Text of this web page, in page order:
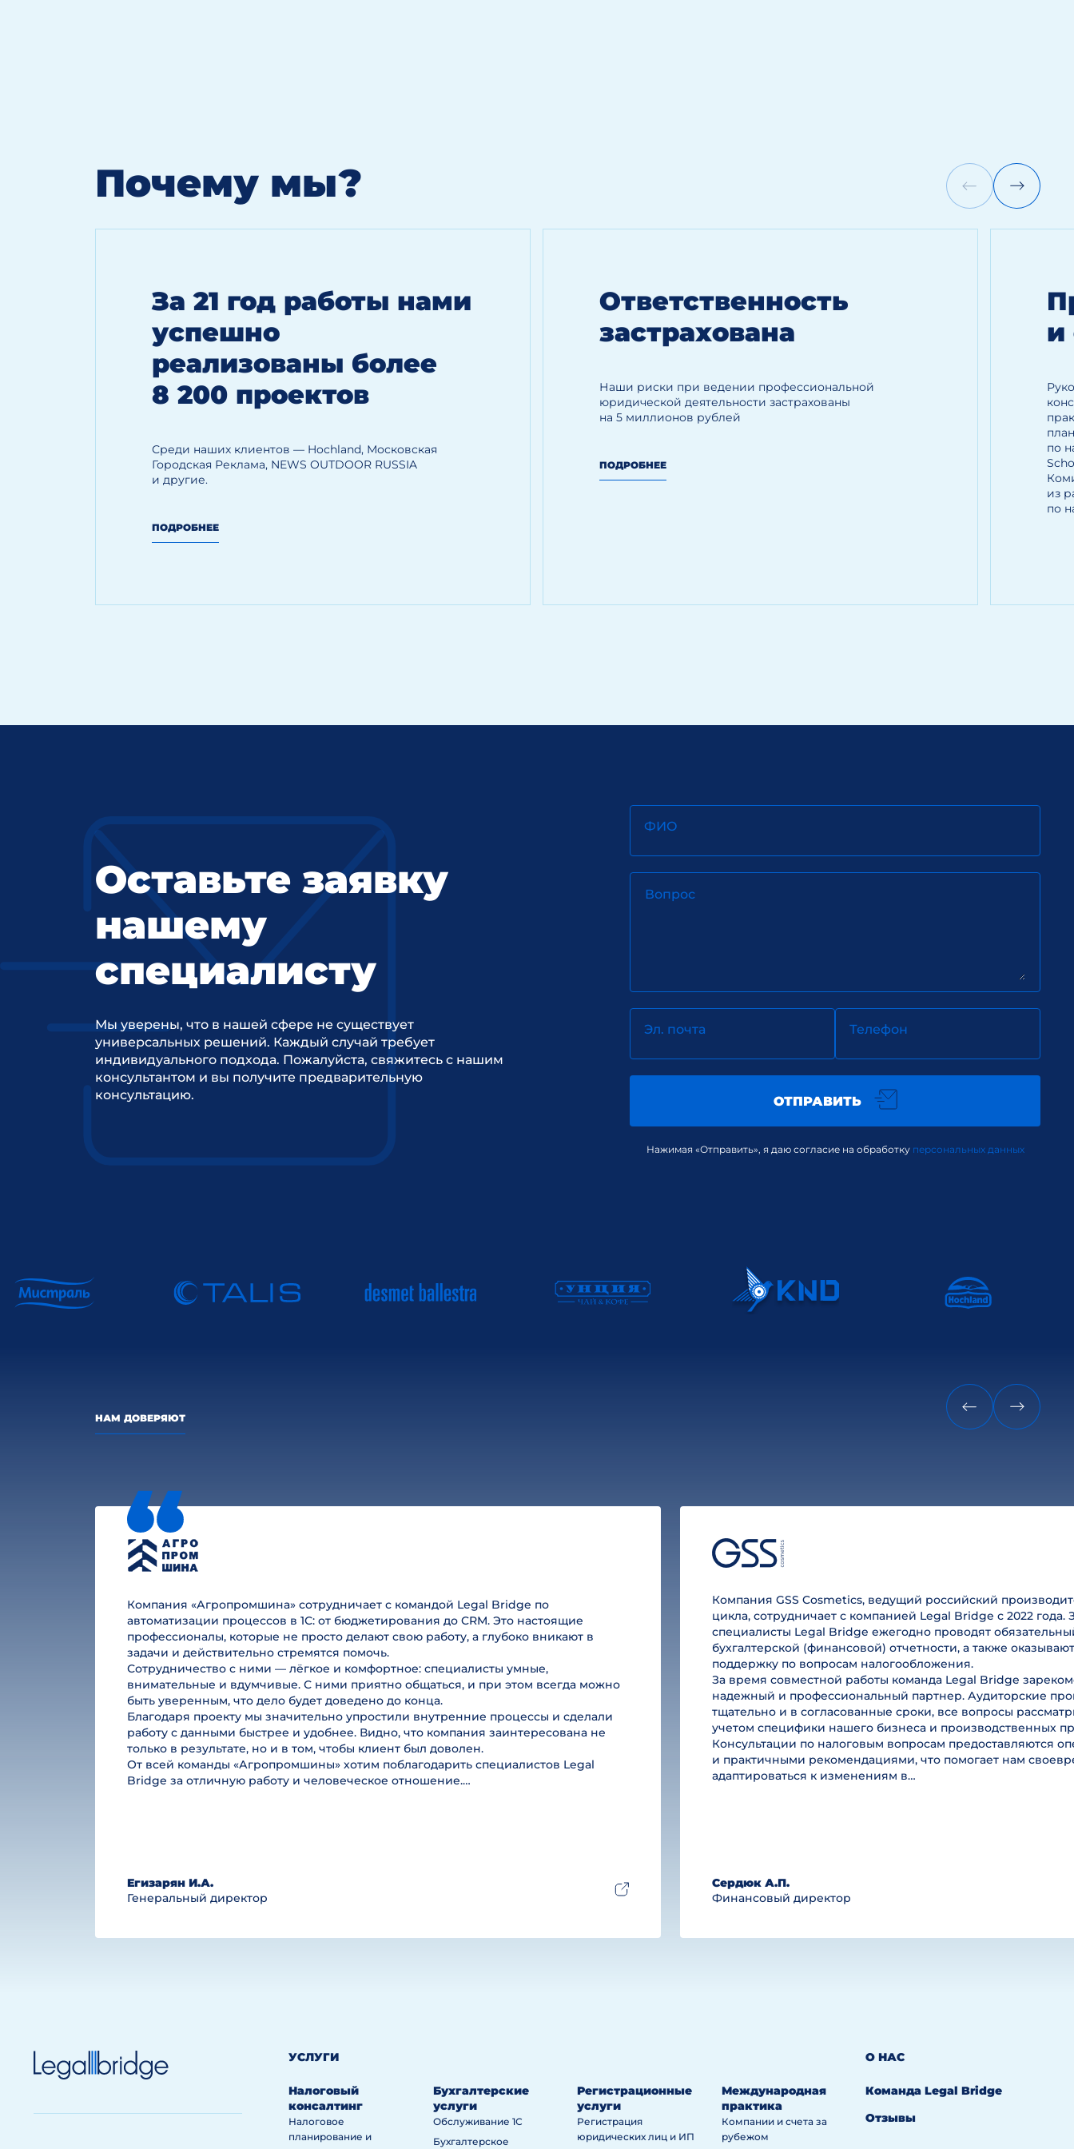
Почему мы?
За 21 год работы нами
успешно
реализованы более
8 200 проектов
Среди наших клиентов — Hoсhland, Московская
Городская Реклама, NEWS OUTDOOR RUSSIA
и другие.
ПОДРОБНЕЕ
Ответственность
застрахована
Наши риски при ведении профессиональной
юридической деятельности застрахованы
на 5 миллионов рублей
ПОДРОБНЕЕ
и
по
из
по
Оставьте заявку
нашему
специалисту
Мы уверены, что в нашей сфере не существует
универсальных решений. Каждый случай требует
индивидуального подхода. Пожалуйста, свяжитесь с нашим
консультантом и вы получите предварительную
консультацию.
ФИО
Вопрос
Эл. почта Телефон
ОТПРАВИТЬ
Нажимая «Отправить», я даю согласие на обработку персональных данных
НАМ ДОВЕРЯЮТ
Компания «Агропромшина» сотрудничает с командой Legal Bridge по
автоматизации процессов в 1С: от бюджетирования до CRM. Это настоящие
профессионалы, которые не просто делают свою работу, а глубоко вникают в
задачи и действительно стремятся помочь.
Сотрудничество с ними — лёгкое и комфортное: специалисты умные,
внимательные и вдумчивые. С ними приятно общаться, и при этом всегда можно
быть уверенным, что дело будет доведено до конца.
Благодаря проекту мы значительно упростили внутренние процессы и сделали
работу с данными быстрее и удобнее. Видно, что компания заинтересована не
только в результате, но и в том, чтобы клиент был доволен.
От всей команды «Агропромшины» хотим поблагодарить специалистов Legal
Bridge за отличную работу и человеческое отношение.…
Егизарян И.А.
Генеральный директор
Компания GSS Cosmetics, ведущий российский
цикла, сотрудничает с компанией Legal Bridge с 2022 года.
специалисты Legal Bridge ежегодно проводят
бухгалтерской (финансовой) отчетности, а также
поддержку по вопросам налогообложения.
За время совместной работы команда Legal Bridge
надежный и профессиональный партнер. Аудиторские
тщательно и в согласованные сроки, все вопросы
учетом специфики нашего бизнеса и производственных
Консультации по налоговым вопросам предоставляются
и практичными рекомендациями, что помогает нам
адаптироваться к изменениям в…
Сердюк А.П.
Финансовый директор
УСЛУГИ
Налоговый
консалтинг
Налоговое
планирование и
Бухгалтерские
услуги
Обслуживание 1С
Бухгалтерское
Регистрационные
услуги
Регистрация
юридических лиц и ИП
Международная
практика
Компании и счета за
рубежом
О НАС
Команда Legal Bridge
Отзывы